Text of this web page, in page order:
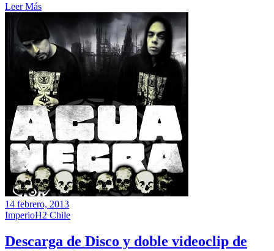
Leer Más
14 febrero, 2013
ImperioH2 Chile
Descarga de Disco y doble videoclip de